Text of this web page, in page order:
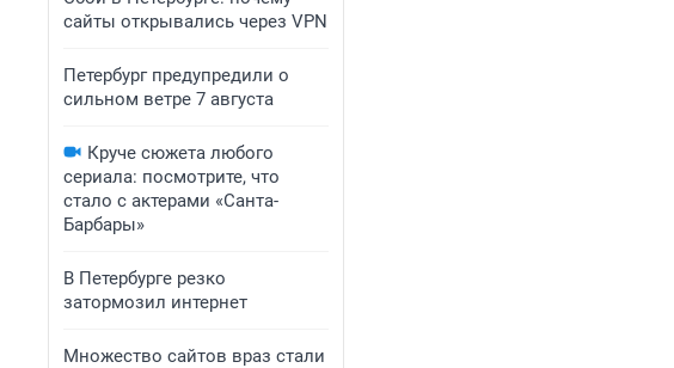
сайты открывались через VPN
Петербург предупредили о
сильном ветре 7 августа
Круче сюжета любого
сериала: посмотрите, что
стало с актерами «Санта-
Барбары»
В Петербурге резко
затормозил интернет
Множество сайтов враз стали